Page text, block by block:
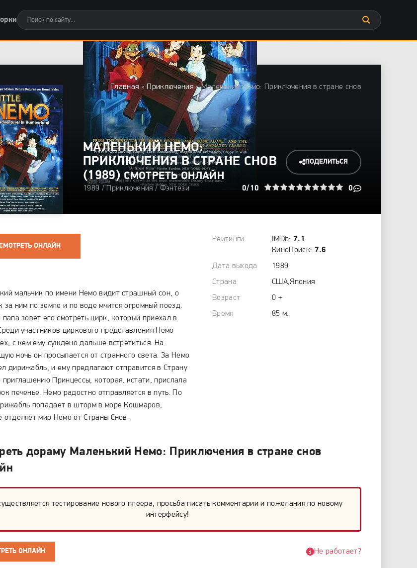
Главная » Приключения» Маленький Немо: Приключения в стране снов
МАЛЕНЬКИЙ НЕМО:
ПРИКЛЮЧЕНИЯ В СТРАНЕ СНОВ
(1989)СМОТРЕТЬ ОНЛАЙН
ПОДЕЛИТЬСЯ
1989 / Приключения /Фэнтези 0/10
0 4 5 6 7 8 9 10 0
ОНЛАЙН
мальчик по имени Немо видит страшный сон, о
за ним по земле и по воде мчится огромный поезд.
папа зовет его смотреть цирк, который приехал в
участников циркового представления Немо
с кем ему суждено дальше встретиться. На
ночь он просыпается от странного света. За Немо
дирижабль, и ему предлагают отправится в Страну
приглашению Принцессы, которая, кстати, прислала
печенье. Немо радостно отправляется в путь. По
попадает в шторм в море Кошмаров,
отделяет мир Немо от Страны Снов.
Рейтинги IMDb: 7.1
КиноПоиск: 7.6
Дата выхода
1989
Страна
США,Япония
Возраст
0 +
Время
85 м.
дораму Маленький Немо: Приключения в стране снов
тестирование нового плеера, просьба писать комментарии и пожелания по новому
интерфейсу!
ОНЛАЙН Не работает?